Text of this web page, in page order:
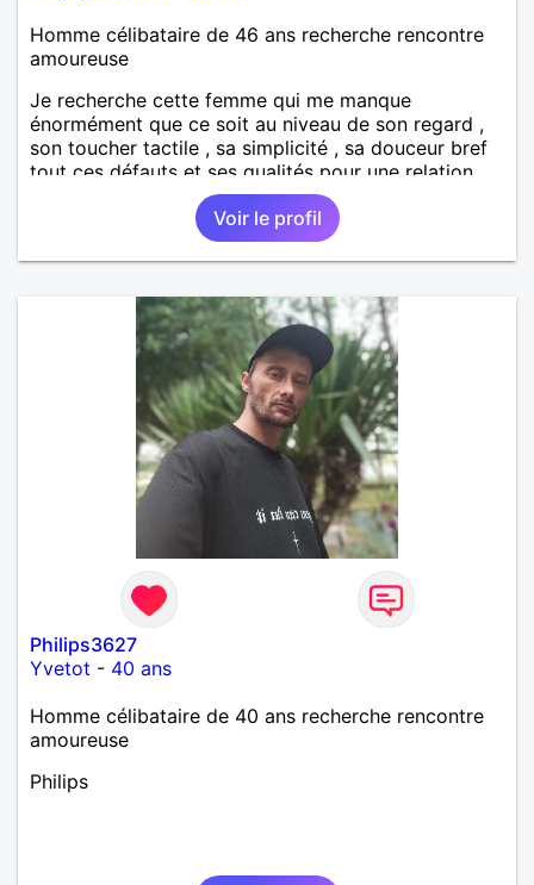
Homme célibataire de 46 ans recherche rencontre
amoureuse
Je recherche cette femme qui me manque
énormément que ce soit au niveau de son regard ,
son toucher tactile , sa simplicité , sa douceur bref
tout ces défauts et ses qualités pour une relation
Voir le profil
Philips3627
Yvetot - 40 ans
Homme célibataire de 40 ans recherche rencontre
amoureuse
Philips